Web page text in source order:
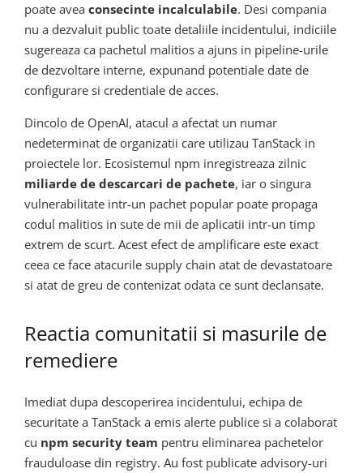
poate avea consecinte incalculabile. Desi compania
nu a dezvaluit public toate detaliile incidentului, indiciile
sugereaza ca pachetul malitios a ajuns in pipeline-urile
de dezvoltare interne, expunand potentiale date de
configurare si credentiale de acces.
Dincolo de OpenAI, atacul a afectat un numar
nedeterminat de organizatii care utilizau TanStack in
proiectele lor. Ecosistemul npm inregistreaza zilnic
miliarde de descarcari de pachete, iar o singura
vulnerabilitate intr-un pachet popular poate propaga
codul malitios in sute de mii de aplicatii intr-un timp
extrem de scurt. Acest efect de amplificare este exact
ceea ce face atacurile supply chain atat de devastatoare
si atat de greu de contenizat odata ce sunt declansate.
Reactia comunitatii si masurile de
remediere
Imediat dupa descoperirea incidentului, echipa de
securitate a TanStack a emis alerte publice si a colaborat
cu npm security team pentru eliminarea pachetelor
frauduloase din registry. Au fost publicate advisory-uri